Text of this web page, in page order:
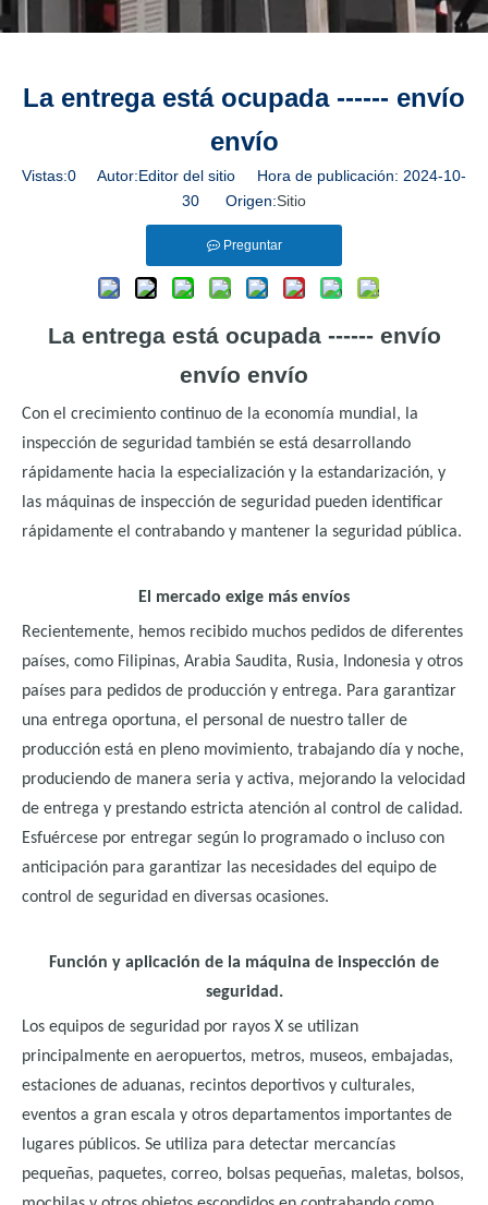
La entrega está ocupada ------ envío
envío
Vistas:0 Autor:Editor del sitio Hora de publicación: 2024-10-
30 Origen:Sitio
Preguntar
La entrega está ocupada ------ envío
envío envío
Con el crecimiento continuo de la economía mundial, la
inspección de seguridad también se está desarrollando
rápidamente hacia la especialización y la estandarización, y
las máquinas de inspección de seguridad pueden identificar
rápidamente el contrabando y mantener la seguridad pública.
El mercado exige más envíos
Recientemente, hemos recibido muchos pedidos de diferentes
países, como Filipinas, Arabia Saudita, Rusia, Indonesia y otros
países para pedidos de producción y entrega. Para garantizar
una entrega oportuna, el personal de nuestro taller de
producción está en pleno movimiento, trabajando día y noche,
produciendo de manera seria y activa, mejorando la velocidad
de entrega y prestando estricta atención al control de calidad.
Esfuércese por entregar según lo programado o incluso con
anticipación para garantizar las necesidades del equipo de
control de seguridad en diversas ocasiones.
Función y aplicación de la máquina de inspección de
seguridad.
Los equipos de seguridad por rayos X se utilizan
principalmente en aeropuertos, metros, museos, embajadas,
estaciones de aduanas, recintos deportivos y culturales,
eventos a gran escala y otros departamentos importantes de
lugares públicos. Se utiliza para detectar mercancías
pequeñas, paquetes, correo, bolsas pequeñas, maletas, bolsos,